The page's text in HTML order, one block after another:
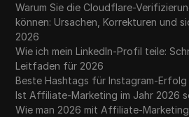
Warum Sie die Cloudflare-
können: Ursachen, Korrekturen und
2026
Wie ich mein LinkedIn-Profil teile:
Leitfaden für 2026
Beste Hashtags für Instagram-Erfolg
Ist Affiliate-Marketing im Jahr 2026
Wie man 2026 mit Affiliate-